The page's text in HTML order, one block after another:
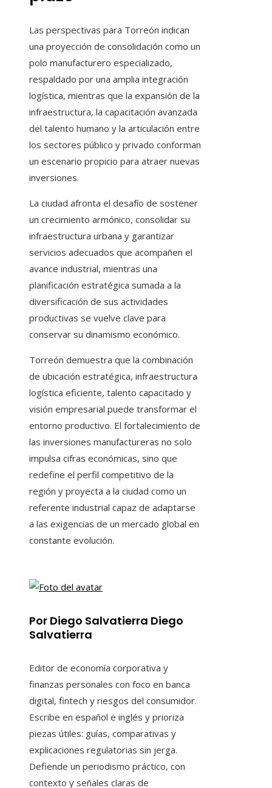
Las perspectivas para Torreón indican
una proyección de consolidación como un
polo manufacturero especializado,
respaldado por una amplia integración
logística, mientras que la expansión de la
infraestructura, la capacitación avanzada
del talento humano y la articulación entre
los sectores público y privado conforman
un escenario propicio para atraer nuevas
inversiones.
La ciudad afronta el desafío de sostener
un crecimiento armónico, consolidar su
infraestructura urbana y garantizar
servicios adecuados que acompañen el
avance industrial, mientras una
planificación estratégica sumada a la
diversificación de sus actividades
productivas se vuelve clave para
conservar su dinamismo económico.
Torreón demuestra que la combinación
de ubicación estratégica, infraestructura
logística eficiente, talento capacitado y
visión empresarial puede transformar el
entorno productivo. El fortalecimiento de
las inversiones manufactureras no solo
impulsa cifras económicas, sino que
redefine el perfil competitivo de la
región y proyecta a la ciudad como un
referente industrial capaz de adaptarse
a las exigencias de un mercado global en
constante evolución.
Por Diego Salvatierra Diego
Salvatierra
Editor de economía corporativa y
finanzas personales con foco en banca
digital, fintech y riesgos del consumidor.
Escribe en español e inglés y prioriza
piezas útiles: guías, comparativas y
explicaciones regulatorias sin jerga.
Defiende un periodismo práctico, con
contexto y señales claras de